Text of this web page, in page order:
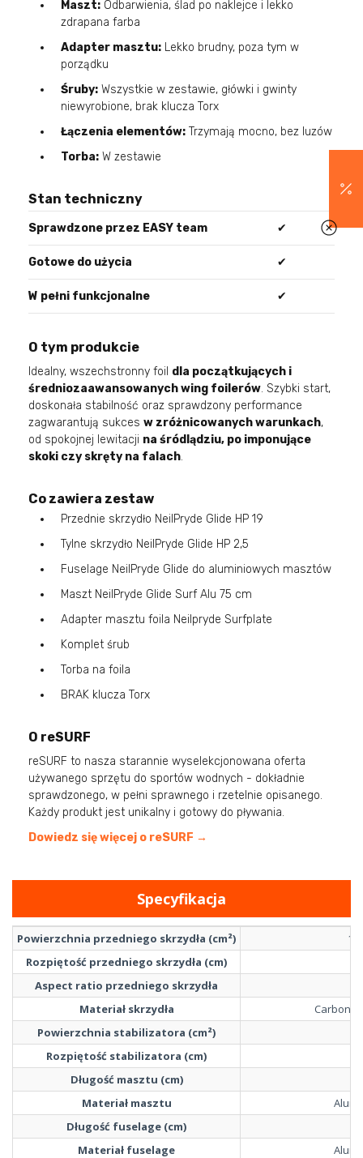
Maszt: Odbarwienia, ślad po naklejce i lekko
zdrapana farba
Adapter masztu: Lekko brudny, poza tym w
porządku
Śruby: Wszystkie w zestawie, główki i gwinty
niewyrobione, brak klucza Torx
Łączenia elementów: Trzymają mocno, bez luzów
Torba: W zestawie
Stan techniczny
Sprawdzone przez EASY team ✔
Gotowe do użycia ✔
W pełni funkcjonalne ✔
O tym produkcie
Idealny, wszechstronny foil dla początkujących i
średniozaawansowanych wing foilerów. Szybki start,
doskonała stabilność oraz sprawdzony performance
zagwarantują sukces w zróżnicowanych warunkach,
od spokojnej lewitacji na śródlądziu, po imponujące
skoki czy skręty na falach.
Co zawiera zestaw
Przednie skrzydło NeilPryde Glide HP 19
Tylne skrzydło NeilPryde Glide HP 2,5
Fuselage NeilPryde Glide do aluminiowych masztów
Maszt NeilPryde Glide Surf Alu 75 cm
Adapter masztu foila Neilpryde Surfplate
Komplet śrub
Torba na foila
BRAK klucza Torx
O reSURF
reSURF to nasza starannie wyselekcjonowana oferta
używanego sprzętu do sportów wodnych - dokładnie
sprawdzonego, w pełni sprawnego i rzetelnie opisanego.
Każdy produkt jest unikalny i gotowy do pływania.
Dowiedz się więcej o reSURF →
Specyfikacja
Powierzchnia przedniego skrzydła (cm²)
Rozpiętość przedniego skrzydła (cm)
Aspect ratio przedniego skrzydła
Materiał skrzydła
Carbon
Powierzchnia stabilizatora (cm²)
Rozpiętość stabilizatora (cm)
Długość masztu (cm)
Materiał masztu
Długość fuselage (cm)
Materiał fuselage